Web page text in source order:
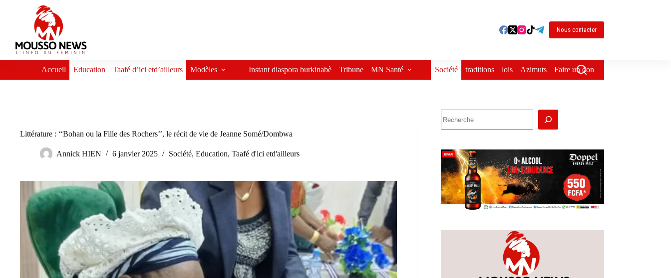
Nous contacter
Accueil Education Taafé d’ici etd’ailleurs Modèles Instant diaspora burkinabè Tribune MN Santé Société traditions lois Azimuts Faire un don
Littérature : ‘‘Bohan ou la Fille des Rochers’’, le récit de vie de Jeanne Somé/Dombwa
Annick HIEN 6 janvier 2025 Société, Education, Taafé d'ici etd'ailleurs